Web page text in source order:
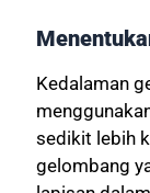
Kedalaman
sedikit lebih
gelombang